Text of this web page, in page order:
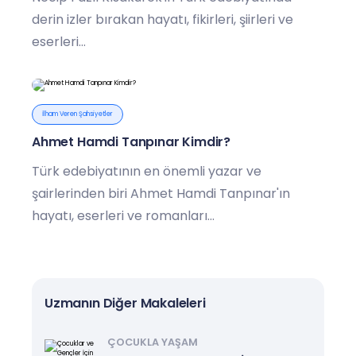
derin izler bırakan hayatı, fikirleri, şiirleri ve
eserleri...
İlham Veren Şahsiyetler
Ahmet Hamdi Tanpınar Kimdir?
Türk edebiyatının en önemli yazar ve
şairlerinden biri Ahmet Hamdi Tanpınar'ın
hayatı, eserleri ve romanları...
Uzmanın Diğer Makaleleri
ÇOCUKLA YAŞAM